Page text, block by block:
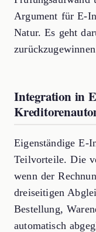
Argument für E-
Natur. Es geht
Integration in
Eigenständige E-
Teilvorteile. Die
wenn der
dreiseitigen
Bestellung,
automatisch